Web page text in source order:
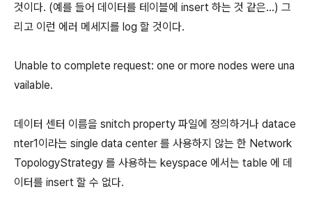
것이다. (예를 들어 데이터를 테이블에 insert 하는 것 같은...) 그
리고 이런 에러 메세지를 log 할 것이다.
Unable to complete request: one or more nodes were una
vailable.
데이터 센터 이름을 snitch property 파일에 정의하거나 datace
nter1이라는 single data center 를 사용하지 않는 한 Network
TopologyStrategy 를 사용하는 keyspace 에서는 table 에 데
이터를 insert 할 수 없다.